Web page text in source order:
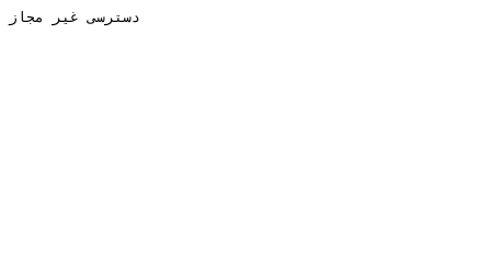
دسترسی غیر مجاز